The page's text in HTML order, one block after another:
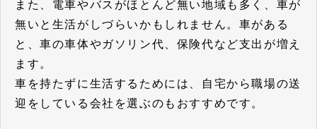
また、電車やバスがほとんど無い地域も多く、車が
無いと生活がしづらいかもしれません。車がある
と、車の車体やガソリン代、保険代など支出が増え
ます。
車を持たずに生活するためには、自宅から職場の送
迎をしている会社を選ぶのもおすすめです。